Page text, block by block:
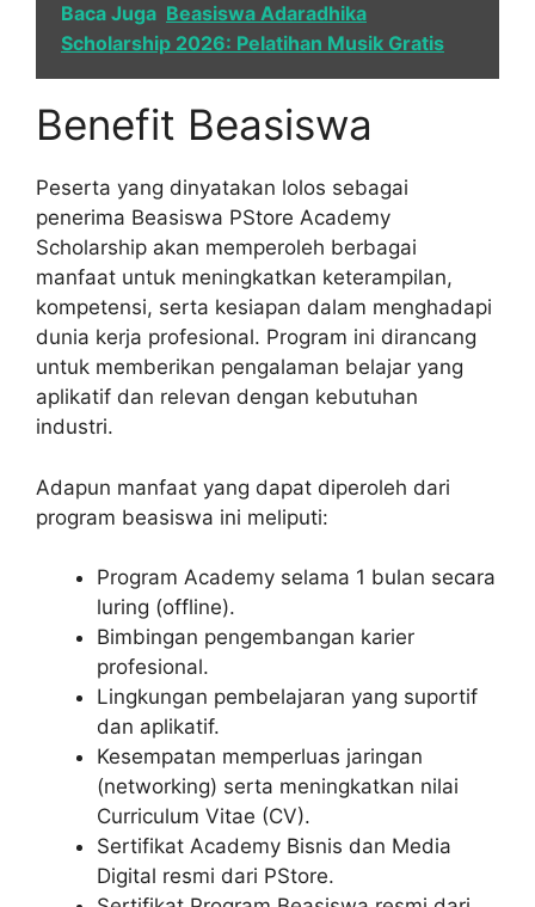
Baca Juga Beasiswa Adaradhika
Scholarship 2026: Pelatihan Musik Gratis
Benefit Beasiswa
Peserta yang dinyatakan lolos sebagai
penerima Beasiswa PStore Academy
Scholarship akan memperoleh berbagai
manfaat untuk meningkatkan keterampilan,
kompetensi, serta kesiapan dalam menghadapi
dunia kerja profesional. Program ini dirancang
untuk memberikan pengalaman belajar yang
aplikatif dan relevan dengan kebutuhan
industri.
Adapun manfaat yang dapat diperoleh dari
program beasiswa ini meliputi:
Program Academy selama 1 bulan secara
luring (offline).
Bimbingan pengembangan karier
profesional.
Lingkungan pembelajaran yang suportif
dan aplikatif.
Kesempatan memperluas jaringan
(networking) serta meningkatkan nilai
Curriculum Vitae (CV).
Sertifikat Academy Bisnis dan Media
Digital resmi dari PStore.